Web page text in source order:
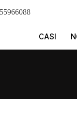
CASI